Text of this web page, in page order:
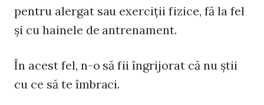
pentru alergat sau exerciţii fizice, fă la fel
şi cu hainele de antrenament.
În acest fel, n-o să fii îngrijorat că nu ştii
cu ce să te îmbraci.